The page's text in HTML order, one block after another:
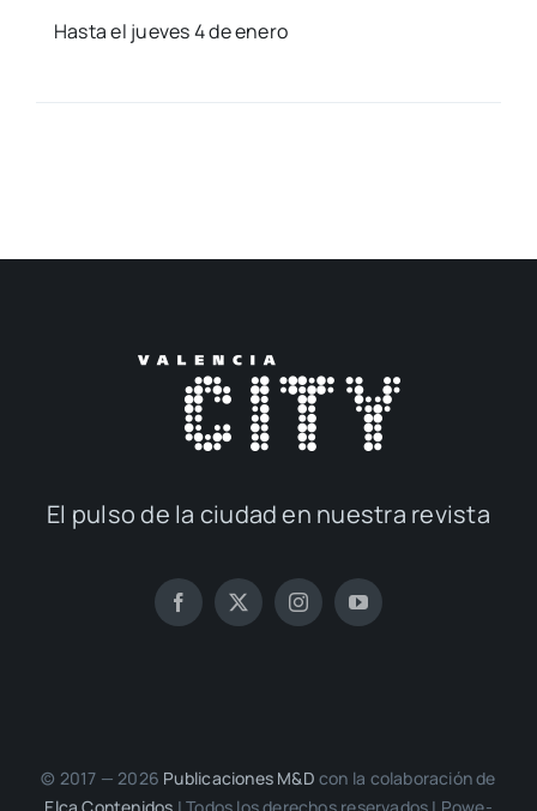
Has­ta el jue­ves 4 de enero
El pul­so de la ciu­dad en nues­tra revis­ta
© 2017 — 2026 Publi­ca­cio­nes M&D con la cola­bo­ra­ción de